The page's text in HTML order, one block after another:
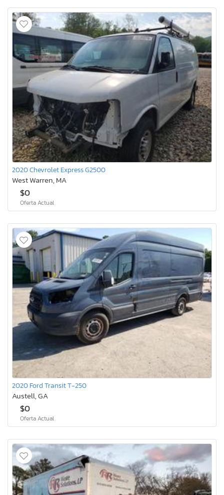
2020 Chevrolet Express G2500
West Warren, MA
$0
Oferta Actual
2020 Ford Transit T-250
Austell, GA
$0
Oferta Actual